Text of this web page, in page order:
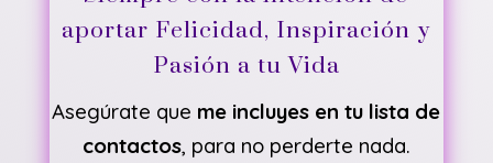
aportar Felicidad, Inspiración y
Pasión a tu Vida
Asegúrate que me incluyes en tu lista de
contactos, para no perderte nada.